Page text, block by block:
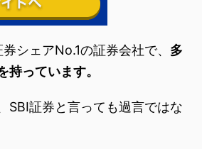
シェアNo.1の証券会社で、 多
持っています。
SBI証券と言っても過言ではな